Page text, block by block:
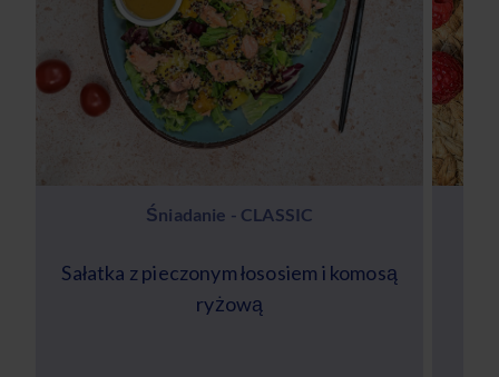
Śniadanie - CLASSIC
Sałatka z pieczonym łososiem i komosą
ryżową